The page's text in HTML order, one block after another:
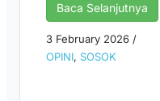
Baca Selanjutnya
3 February 2026 /
OPINI, SOSOK